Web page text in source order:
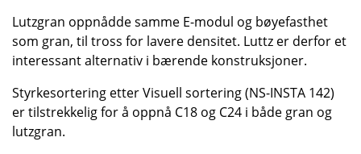
Lutzgran oppnådde samme E-modul og bøyefasthet
som gran, til tross for lavere densitet. Luttz er derfor et
interessant alternativ i bærende konstruksjoner.
Styrkesortering etter Visuell sortering (NS-INSTA 142)
er tilstrekkelig for å oppnå C18 og C24 i både gran og
lutzgran.